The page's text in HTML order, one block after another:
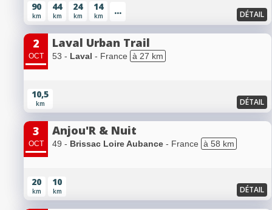
90
km
44
km
24
km
14
km ... DÉTAIL
2
OCT
Laval Urban Trail
53 - Laval - France à 27 km
10,5
km DÉTAIL
3
OCT
Anjou'R & Nuit
49 - Brissac Loire Aubance - France à 58 km
20
km
10
km DÉTAIL